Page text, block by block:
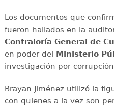
Los documentos que
fueron hallados en la
Contraloría General de
en poder del Ministerio
investigación por
Brayan Jiménez utilizó la
con quienes a la vez son